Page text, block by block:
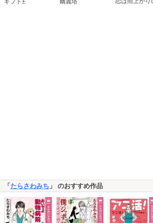
「たらさわみち 」 のおすすめ作品